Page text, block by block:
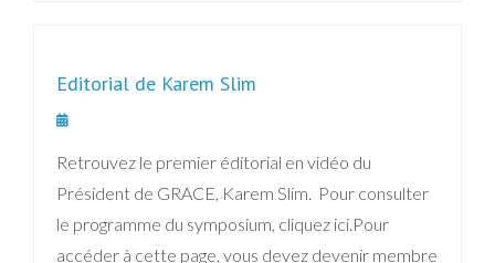
Editorial de Karem Slim
Retrouvez le premier éditorial en vidéo du
Président de GRACE, Karem Slim. Pour consulter
le programme du symposium, cliquez ici.Pour
accéder à cette page, vous devez devenir membre